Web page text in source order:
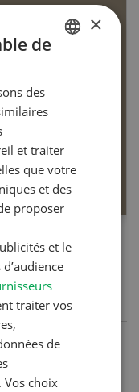
Suisse :
×
de
des
et traiter
que votre
et des
proposer
et le
traiter vos
de
Vos choix